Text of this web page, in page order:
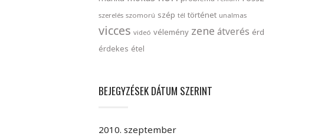
szerelés szomorú szép tél történet unalmas
vicces videó vélemény zene átverés érd
érdekes étel
BEJEGYZÉSEK DÁTUM SZERINT
2010. szeptember